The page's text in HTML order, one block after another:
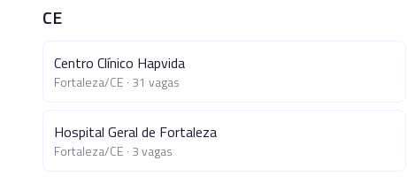
CE
Centro Clínico Hapvida
Fortaleza/CE · 31 vagas
Hospital Geral de Fortaleza
Fortaleza/CE · 3vagas